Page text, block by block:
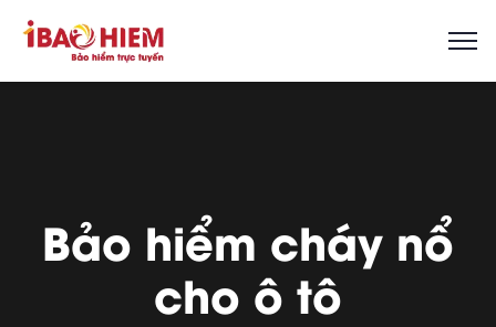
Bảo hiểm cháy nổ
cho ô tô